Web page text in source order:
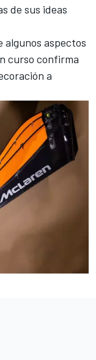
de sus ideas
algunos aspectos
curso confirma
a